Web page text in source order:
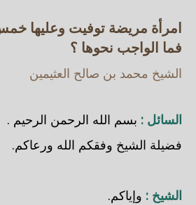
امرأة مريضة توفيت وعليها
فما الواجب نحوها ؟
الشيخ محمد بن صالح العثيمين
السائل : بسم الله الرحمن الرحيم .
فضيلة الشيخ وفقكم الله ورعاكم.
الشيخ : وإياكم.